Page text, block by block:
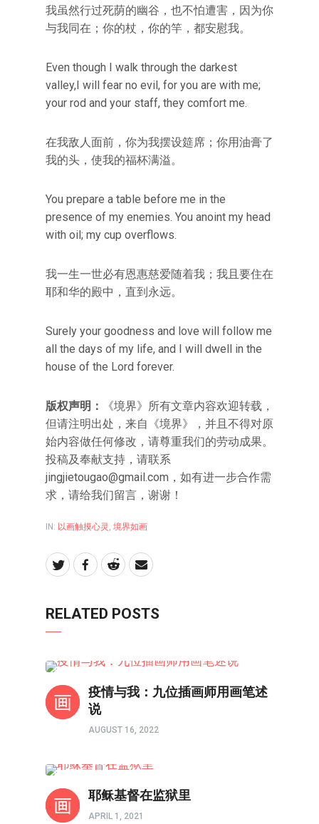
我虽然行过死荫的幽谷，也不怕遭害，因为你
与我同在；你的杖，你的竿，都安慰我。
Even though I walk through the darkest
valley,I will fear no evil, for you are with me;
your rod and your staff, they comfort me.
在我敌人面前，你为我摆设筵席；你用油膏了
我的头，使我的福杯满溢。
You prepare a table before me in the
presence of my enemies. You anoint my head
with oil; my cup overflows.
我一生一世必有恩惠慈爱随着我；我且要住在
耶和华的殿中，直到永远。
Surely your goodness and love will follow me
all the days of my life, and I will dwell in the
house of the Lord forever.
版权声明：
《境界》所有文章内容欢迎转载，
但请注明出处，来自《境界》，并且不得对原
始内容做任何修改，请尊重我们的劳动成果。
投稿及奉献支持，请联系
jingjietougao@gmail.com，如有进一步合作需
求，请给我们留言，谢谢！
IN: 以画触摸心灵 , 境界如画
RELATED POSTS
疫情与我：九位插画师用画笔述
说
AUGUST 16, 2022
耶稣基督在监狱里
APRIL 1, 2021